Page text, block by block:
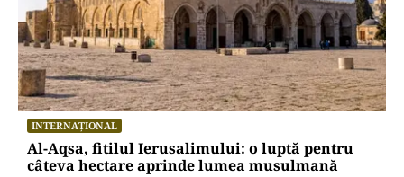
INTERNAȚIONAL
Al-Aqsa, fitilul Ierusalimului: o luptă pentru
câteva hectare aprinde lumea musulmană